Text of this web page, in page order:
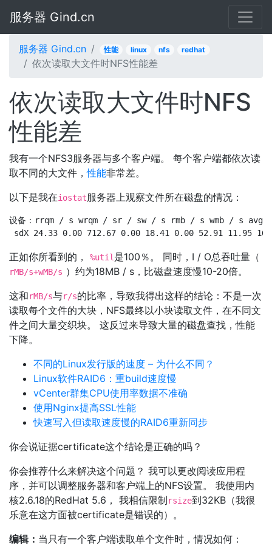
服务器 Gind.cn
服务器 Gind.cn 性能 linux nfs redhat
依次读取大文件时NFS性能差
依次读取大文件时NFS
性能差
我有一个NFS3服务器与多个客户端。 每个客户端都依次读
取不同的大文件，性能非常差。
以下是我在iostat服务器上观察文件所在磁盘的情况：
设备：rrqm / s wrqm / sr / sw / s rmb / s wmb / s
正如你所看到的， %util 是100％。 同时，I / O总吞吐量（
rMB/s+wMB/s ）约为18MB / s，比磁盘速度慢10-20倍。
这和rMB/s与r/s的比率，导致我得出这样的结论：不是一次
读取每个文件的大块，NFS最终以小块读取文件，在不同文
件之间大量交织块。 这反过来导致大量的磁盘查找，性能
下降。
不同的Linux发行版的速度 – 为什么不同？
Linux软件RAID6：重build速度慢
vCenter群集CPU使用率数据不准确
使用Nginx提高SSL性能
快速写入但读取速度慢的RAID6重新同步
你会说证据certificate这个结论是正确的吗？
你会推荐什么来解决这个问题？ 我可以更改阅读应用程
序，并可以调整服务器和客户端上的NFS设置。 我使用内
核2.6.18的RedHat 5.6， 我相信限制rsize到32KB（我很
乐意在这方面被certificate是错误的）。
编辑： 当只有一个客户端读取单个文件时，情况如何：